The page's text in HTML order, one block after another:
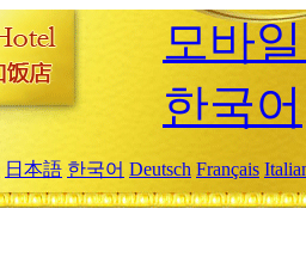
모바
한국어
日本語 한국어 Deutsch Français